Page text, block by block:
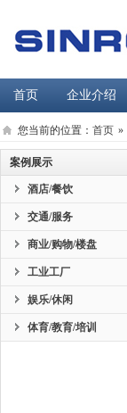
首页 企业介绍
您当前的位置： 首页 »
案例展示
酒店/餐饮
交通/服务
商业/购物/楼盘
工业工厂
娱乐/休闲
体育/教育/培训